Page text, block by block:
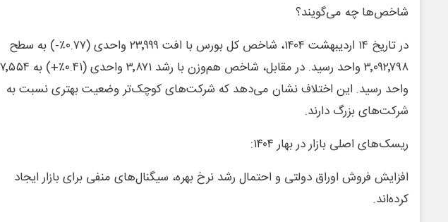
شاخص‌ها چه می‌گویند؟
در تاریخ ۱۴ اردیبهشت ۱۴۰۴، شاخص کل بورس با افت ۲۳٬۹۹۹ واحدی (۰.۷۷٪-) به سطح
۳٬۰۹۲٬۷۹۸ واحد رسید. در مقابل، شاخص هم‌وزن با رشد
واحد رسید. این اختلاف نشان می‌دهد که شرکت‌های کوچک‌تر وضعیت بهتری نسبت به
شرکت‌های بزرگ دارند.
ریسک‌های اصلی بازار در بهار ۱۴۰۴:
افزایش فروش اوراق دولتی و احتمال رشد نرخ بهره، سیگنال‌های منفی برای بازار ایجاد
کرده‌اند.